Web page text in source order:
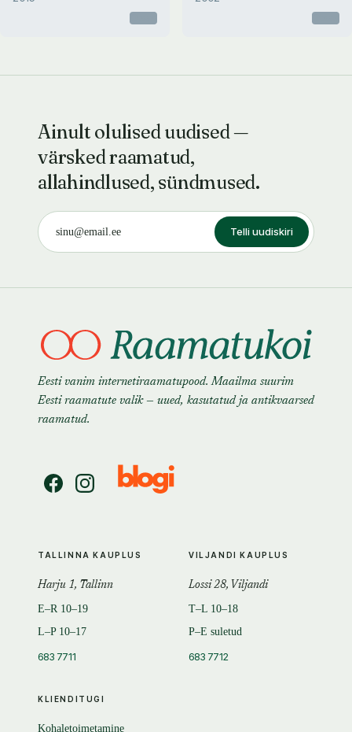
Ainult olulised uudised —
värsked raamatud,
allahindlused, sündmused.
Telli uudiskiri
Eesti vanim internetiraamatupood. Maailma suurim
Eesti raamatute valik — uued, kasutatud ja antikvaarsed
raamatud.
KLIENDITUGI
Kohaletoimetamine
TALLINNA KAUPLUS
Harju 1, Tallinn
E–R 10–19
L–P 10–17
683 7711
VILJANDI KAUPLUS
Lossi 28, Viljandi
T–L 10–18
P–E suletud
683 7712